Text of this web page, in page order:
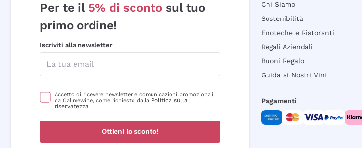
Per te il 5% di sconto sul tuo
primo ordine!
Iscriviti alla newsletter
Accetto di ricevere newsletter e comunicazioni promozionali
da Callmewine, come richiesto dalla Politica sulla
riservatezza
Ottieni lo sconto!
Chi Siamo
Sostenibilità
Enoteche e Ristoranti
Regali Aziendali
Buoni Regalo
Guida ai Nostri Vini
Pagamenti